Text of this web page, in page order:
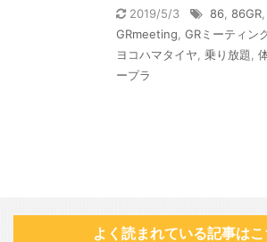
2019/5/3 86 86GR
GRmeeting GRミーティン
ヨコハマタイヤ 乗り放題
ープラ
よく読まれている記事はこ